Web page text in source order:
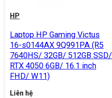
HP
Laptop HP Gaming Victus
16-s0144AX 9Q991PA (R5
7640HS/ 32GB/ 512GB SSD/
RTX 4050 6GB/ 16.1 inch
FHD/ W11)
Liên hệ